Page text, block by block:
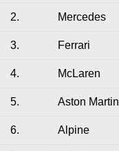
2. Mercedes
3. Ferrari
4. McLaren
5. Aston Martin
6. Alpine